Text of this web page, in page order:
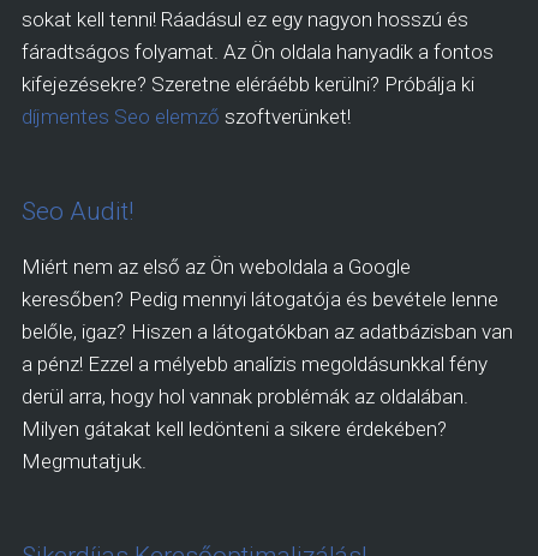
sokat kell tenni! Ráadásul ez egy nagyon hosszú és
fáradtságos folyamat. Az Ön oldala hanyadik a fontos
kifejezésekre? Szeretne eléráébb kerülni? Próbálja ki
díjmentes Seo elemző szoftverünket!
Seo Audit!
Miért nem az első az Ön weboldala a Google
keresőben? Pedig mennyi látogatója és bevétele lenne
belőle, igaz? Hiszen a látogatókban az adatbázisban van
a pénz! Ezzel a mélyebb analízis megoldásunkkal fény
derül arra, hogy hol vannak problémák az oldalában.
Milyen gátakat kell ledönteni a sikere érdekében?
Megmutatjuk.